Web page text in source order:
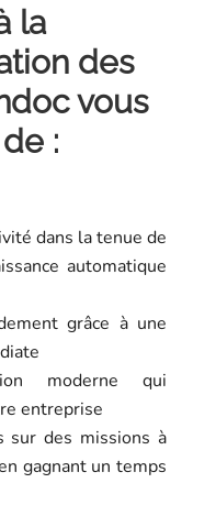
la
des
vous
:
dans la tenue de
automatique
grâce à une
moderne qui
entreprise
sur des missions à
gagnant un temps